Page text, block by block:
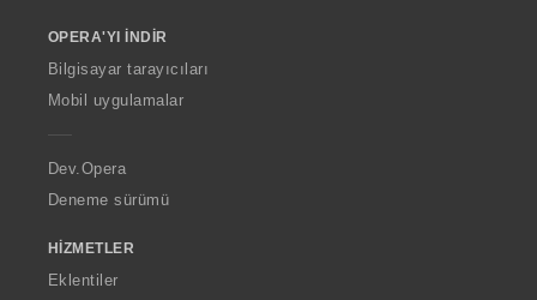
w
O
p
a
OPERA'YI İNDIR
Bilgisayar tarayıcıları
Mobil uygulamalar
Dev.Opera
Deneme sürümü
HIZMETLER
Eklentiler